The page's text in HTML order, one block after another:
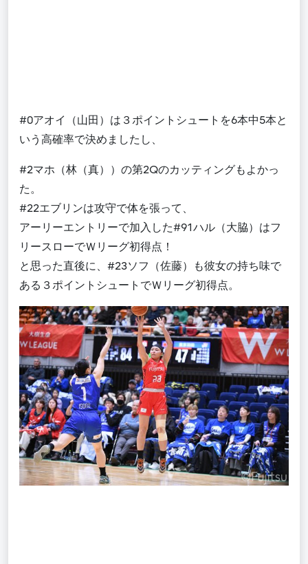
#0アオイ（山田）は３ポイントシュートを6本中5本と
いう高確率で決めましたし、
#2マホ（林（真））の第2Qのカッティングもよかっ
た。
#22エブリンは攻守で体を張って、
アーリーエントリーで加入した#91ハル（大脇）はフ
リースローでＷリーグ初得点！
と思った直後に、#23ソフ（佐藤）も彼女の持ち味で
ある３ポイントシュートでＷリーグ初得点。